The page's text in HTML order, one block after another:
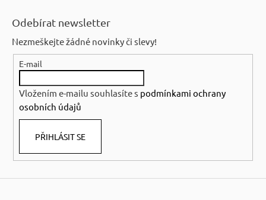
Odebírat newsletter
Nezmeškejte žádné novinky či slevy!
E-mail
Vložením e-mailu souhlasíte s podmínkami ochrany
osobních údajů
PŘIHLÁSIT SE